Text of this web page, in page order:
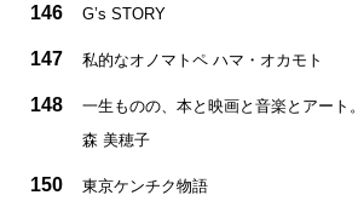
146 G’s STORY
147 私的なオノマトペ ハマ・オカモト
148
一生ものの、本と映画と音楽とアート。
森 美穂子
150 東京ケンチク物語